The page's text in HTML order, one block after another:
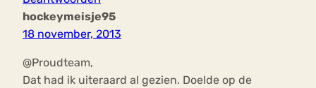
hockeymeisje95
18 november, 2013
@Proudteam,
Dat had ik uiteraard al gezien. Doelde op de